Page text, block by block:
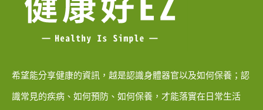
希望能分享健康的資訊，越是認識身體器官以及如何保養；認
識常見的疾病、如何預防、如何保養，才能落實在日常生活